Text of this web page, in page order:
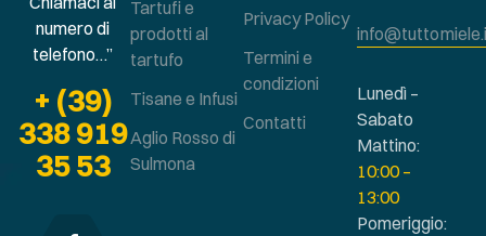
Tartufi e
prodotti al
tartufo
Tisane e Infusi
Aglio Rosso di
Sulmona
Privacy Policy
Termini e
condizioni
Contatti
numero di
telefono…”
+ (39)
338 919
35 53
Lunedì –
Sabato
Mattino:
10:00 –
13:00
Pomeriggio: